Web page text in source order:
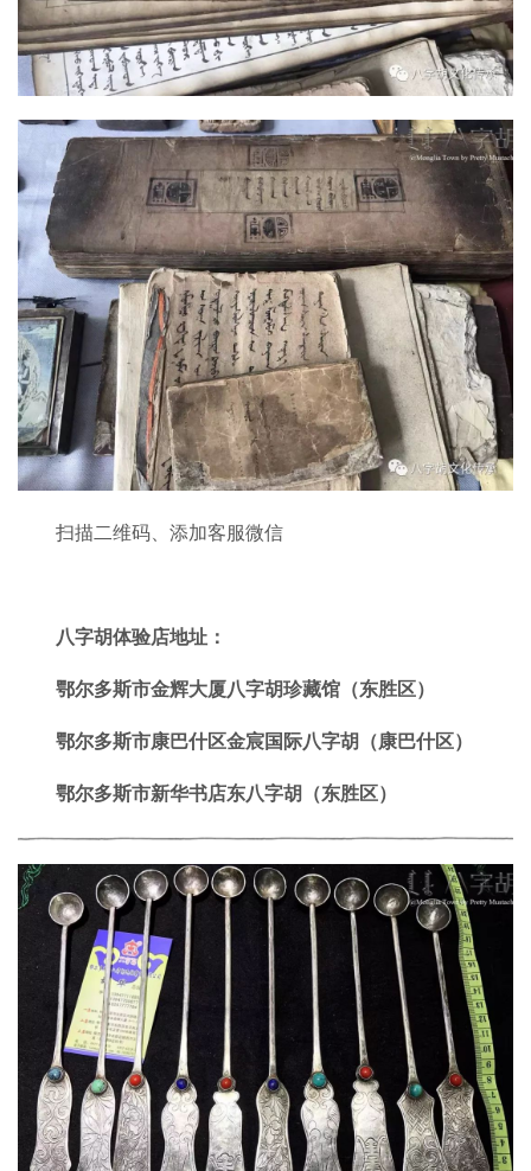
扫描二维码、添加客服微信
八字胡体验店地址：
鄂尔多斯市金辉大厦八字胡珍藏馆（东胜区）
鄂尔多斯市康巴什区金宸国际八字胡（康巴什区）
鄂尔多斯市新华书店东八字胡（东胜区）